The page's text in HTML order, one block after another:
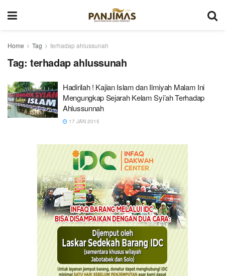
Home Tag terhadap ahlussunah
Tag: terhadap ahlussunah
Hadirilah ! Kajian Islam dan Ilmiyah Malam Ini
Mengungkap Sejarah Kelam Syi’ah Terhadap
Ahlussunnah
17 JAN 2015